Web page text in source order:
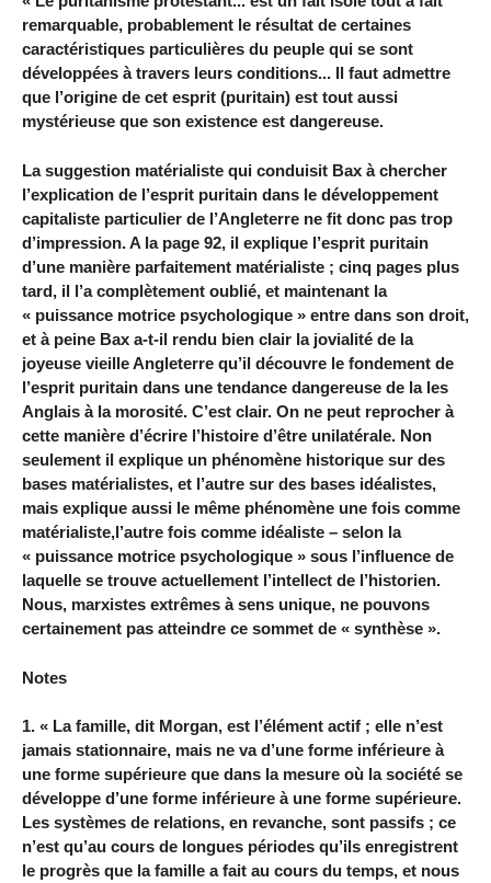
remarquable, probablement le résultat de certaines
caractéristiques particulières du peuple qui se sont
développées à travers leurs conditions... Il faut admettre
que l’origine de cet esprit (puritain) est tout aussi
mystérieuse que son existence est dangereuse.
La suggestion matérialiste qui conduisit Bax à chercher
l’explication de l’esprit puritain dans le développement
capitaliste particulier de l’Angleterre ne fit donc pas trop
d’impression. A la page 92, il explique l’esprit puritain
d’une manière parfaitement matérialiste ; cinq pages plus
tard, il l’a complètement oublié, et maintenant la
« puissance motrice psychologique » entre dans son droit,
et à peine Bax a-t-il rendu bien clair la jovialité de la
joyeuse vieille Angleterre qu’il découvre le fondement de
l’esprit puritain dans une tendance dangereuse de la les
Anglais à la morosité. C’est clair. On ne peut reprocher à
cette manière d’écrire l’histoire d’être unilatérale. Non
seulement il explique un phénomène historique sur des
bases matérialistes, et l’autre sur des bases idéalistes,
mais explique aussi le même phénomène une fois comme
matérialiste,l’autre fois comme idéaliste – selon la
« puissance motrice psychologique » sous l’influence de
laquelle se trouve actuellement l’intellect de l’historien.
Nous, marxistes extrêmes à sens unique, ne pouvons
certainement pas atteindre ce sommet de « synthèse ».
Notes
1. « La famille, dit Morgan, est l’élément actif ; elle n’est
jamais stationnaire, mais ne va d’une forme inférieure à
une forme supérieure que dans la mesure où la société se
développe d’une forme inférieure à une forme supérieure.
Les systèmes de relations, en revanche, sont passifs ; ce
n’est qu’au cours de longues périodes qu’ils enregistrent
le progrès que la famille a fait au cours du temps, et nous